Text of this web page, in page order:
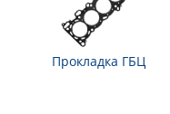
Прокладка ГБЦ